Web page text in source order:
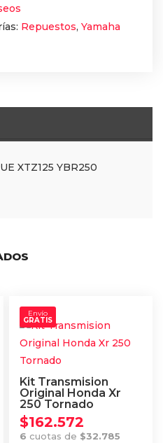
Repuestos, Yamaha
XTZ125 YBR250
Kit Transmision
Original Honda Xr
250 Tornado
Envío
GRATIS
$162.572
6 cuotas de $32.785